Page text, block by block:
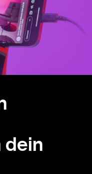
dein